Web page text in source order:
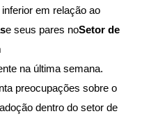
em relação ao
e seus pares noSetor de
na última semana.
preocupações sobre o
dentro do setor de